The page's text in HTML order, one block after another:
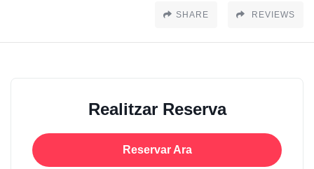
SHARE REVIEWS
Realitzar Reserva
Reservar Ara